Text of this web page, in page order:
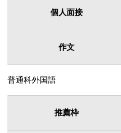
個人面接
作文
普通科外国語
推薦枠